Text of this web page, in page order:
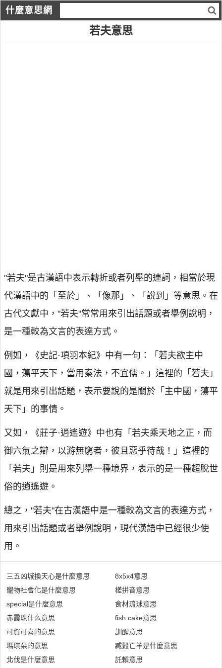
什麼意思網
若夫意思
"若夫"是古漢語中表示轉折或者列舉的連詞，相當於現
代漢語中的「至於」、「像那」、「說到」等意思。在
古代文獻中，"若夫"常常用來引出話題或者舉例說明，
是一種較為文言的表達方式。
例如，《史記·項羽本紀》中有一句：「若夫欲主中
國，蕩平天下，當用秦法，不宜儒。」這裡的「若夫」
就是用來引出話題，表示要說的是關於「主中國，蕩平
天下」的事情。
又如，《莊子·逍遙遊》中也有「若夫乘天地之正，而
御六氣之辯，以游無窮者，彼且惡乎待哉！」這裡的
「若夫」則是用來列舉一種境界，表示的是一種超脫世
俗的逍遙遊。
總之，"若夫"在古漢語中是一種較為文言的表達方式，
用來引出話題或者舉例說明，現代漢語中已經很少使
用。
三五凶城換天心是什麼意思
寵物社會化是什麼意思
special是什麼意思
赤霞珠什么意思
可賀可喜的意思
瑪琪朵的意思
北伐是什麼意思
8x5x4意思
槎拼音意思
食材琉球意思
fish cake意思
訓醒意思
臧穀亡羊是什麼意思
託賴意思